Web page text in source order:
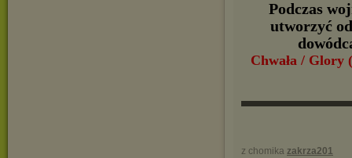
Podczas
utworzyć
Chwała / Glory
z chomika zakrza201